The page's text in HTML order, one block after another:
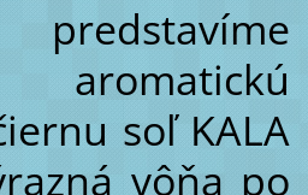
soľ KALA
vôňa po